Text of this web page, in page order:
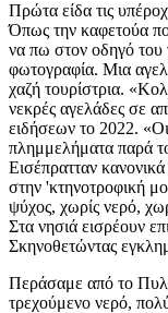
Πρώτα είδα τις
Όπως την καφετούα
να πω στον οδηγό του
φωτογραφία. Μια
χαζή τουρίστρια.
νεκρές αγελάδες σε
ειδήσεων το 2022.
πλημμελήματα παρά
Εισέπρατταν
στην 'κτηνοτροφική
ψύχος, χωρίς νερό,
Στα νησιά εισρέουν
Σκηνοθετώντας
Περάσαμε από το Πυλί
τρεχούμενο νερό,